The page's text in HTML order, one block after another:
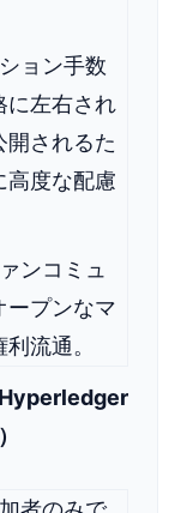
ョン手数
に左右され
開されるた
高度な配慮
ンコミュ
ープンなマ
流通。